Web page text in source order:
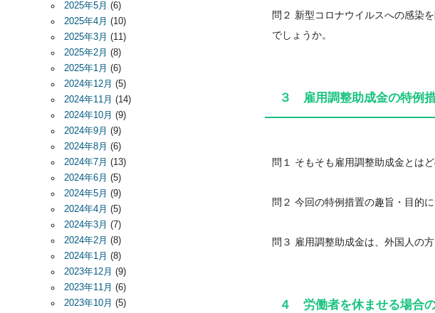
問２ 新型コロナウイルスへの感染
でしょうか。
３ 雇用調整助成金の特例
問１ そもそも雇用調整助成金とは
問２ 今回の特例措置の趣旨・目的
問３ 雇用調整助成金は、外国人の
４ 労働者を休ませる場合
2025年5月 (6)
2025年4月 (10)
2025年3月 (11)
2025年2月 (8)
2025年1月 (6)
2024年12月 (5)
2024年11月 (14)
2024年10月 (9)
2024年9月 (9)
2024年8月 (6)
2024年7月 (13)
2024年6月 (5)
2024年5月 (9)
2024年4月 (5)
2024年3月 (7)
2024年2月 (8)
2024年1月 (8)
2023年12月 (9)
2023年11月 (6)
2023年10月 (5)